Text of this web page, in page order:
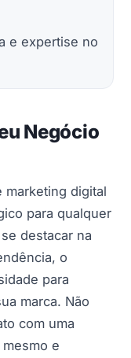
e expertise no
Negócio
marketing digital
para qualquer
destacar na
o
para
marca. Não
com uma
e